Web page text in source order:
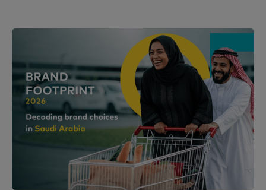
Quénia
Coreia
China continental (CN)
China continental (EN)